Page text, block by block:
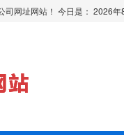
司网址网站！ 今日是： 2026